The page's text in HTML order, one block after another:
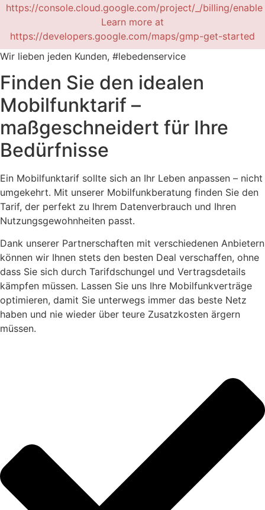
https://console.cloud.google.com/project/_/billing/enable
Learn more at
https://developers.google.com/maps/gmp-get-started
Wir lieben jeden Kunden, #lebedenservice
Finden Sie den idealen
Mobilfunktarif –
maßgeschneidert für Ihre
Bedürfnisse
Ein Mobilfunktarif sollte sich an Ihr Leben anpassen – nicht
umgekehrt. Mit unserer Mobilfunkberatung finden Sie den
Tarif, der perfekt zu Ihrem Datenverbrauch und Ihren
Nutzungsgewohnheiten passt.
Dank unserer Partnerschaften mit verschiedenen Anbietern
können wir Ihnen stets den besten Deal verschaffen, ohne
dass Sie sich durch Tarifdschungel und Vertragsdetails
kämpfen müssen. Lassen Sie uns Ihre Mobilfunkverträge
optimieren, damit Sie unterwegs immer das beste Netz
haben und nie wieder über teure Zusatzkosten ärgern
müssen.